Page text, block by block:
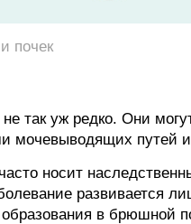
почек
так уж редко. Они
мочевыводящих путей
носит
развивается
в брюшной